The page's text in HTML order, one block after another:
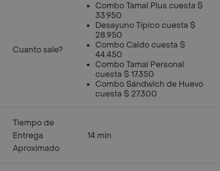
Cuanto sale?
Combo Tamal Plus cuesta $
33.950
Desayuno Típico cuesta $
28.950
Combo Caldo cuesta $
44.450
Combo Tamal Personal
cuesta $ 17.350
Combo Sándwich de Huevo
cuesta $ 27.300
Tiempo de
Entrega
Aproximado
14 min